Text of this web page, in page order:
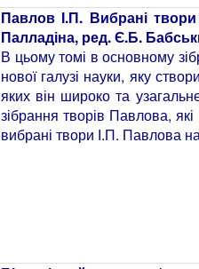
Павлов І.П. Вибрані
Палладіна, ред. Є.Б.
В цьому томі в основному
нової галузі науки, яку
яких він широко та
зібрання творів Павлова,
вибрані твори І.П. Павлова